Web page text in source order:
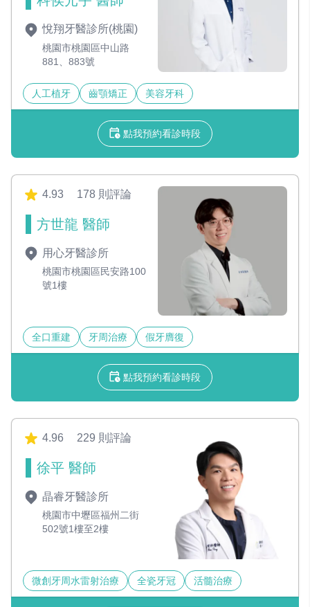
悅翔牙醫診所(桃園)
桃園市桃園區中山路
881、883號
人工植牙 齒顎矯正 美容牙科
點我預約看診時段
4.93 178 則評論
方世龍 醫師
用心牙醫診所
桃園市桃園區民安路100
號1樓
全口重建 牙周治療 假牙膺復
點我預約看診時段
4.96 229 則評論
徐平 醫師
晶睿牙醫診所
桃園市中壢區福州二街
502號1樓至2樓
微創牙周水雷射治療 全瓷牙冠 活髓治療